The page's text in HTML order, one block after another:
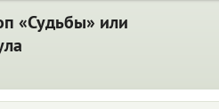
«Судьбы» или